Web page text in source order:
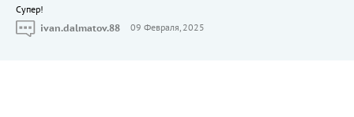
Cупер!
ivan.dalmatov.88
09 Февраля, 2025